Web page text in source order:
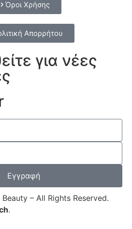
Όροι Χρήσης
Απορρήτου
για νέες
Εγγραφή
– All Rights Reserved.
.